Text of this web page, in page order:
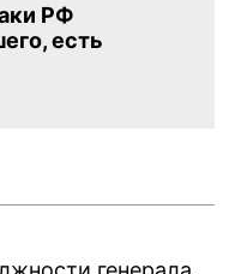
РФ
есть